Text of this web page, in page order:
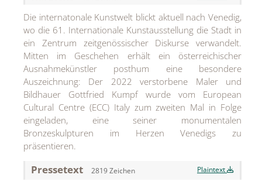
WELEDA
MEDIA
ÜBER
KONTAKT
Die internatonale Kunstwelt blickt aktuell nach Venedig,
wo die 61. Internationale Kunstausstellung die Stadt in
ein Zentrum zeitgenössischer Diskurse verwandelt.
Mitten im Geschehen erhält ein österreichischer
Ausnahmekünstler posthum eine besondere
Auszeichnung: Der 2022 verstorbene Maler und
Bildhauer Gottfried Kumpf wurde vom European
Cultural Centre (ECC) Italy zum zweiten Mal in Folge
eingeladen, eine seiner monumentalen
Bronzeskulpturen im Herzen Venedigs zu
präsentieren.
Pressetext 2819 Zeichen Plaintext